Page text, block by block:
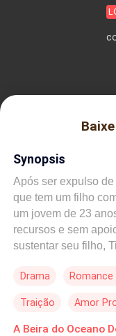
Synopsis
Após ser expulso
que tem um filho
um jovem de 23
recursos e sem
sustentar seu filho,
estudante
luxuosa mansão de
beira do oceano.
Drama
Traição Amor